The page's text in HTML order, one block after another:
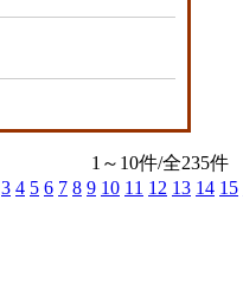
1～10件/全235件
3 4 5 6 7 8 9 10 11 12 13 14 15